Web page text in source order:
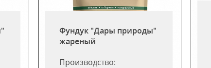
Фундук "Дары природы"
жареный
Производство: